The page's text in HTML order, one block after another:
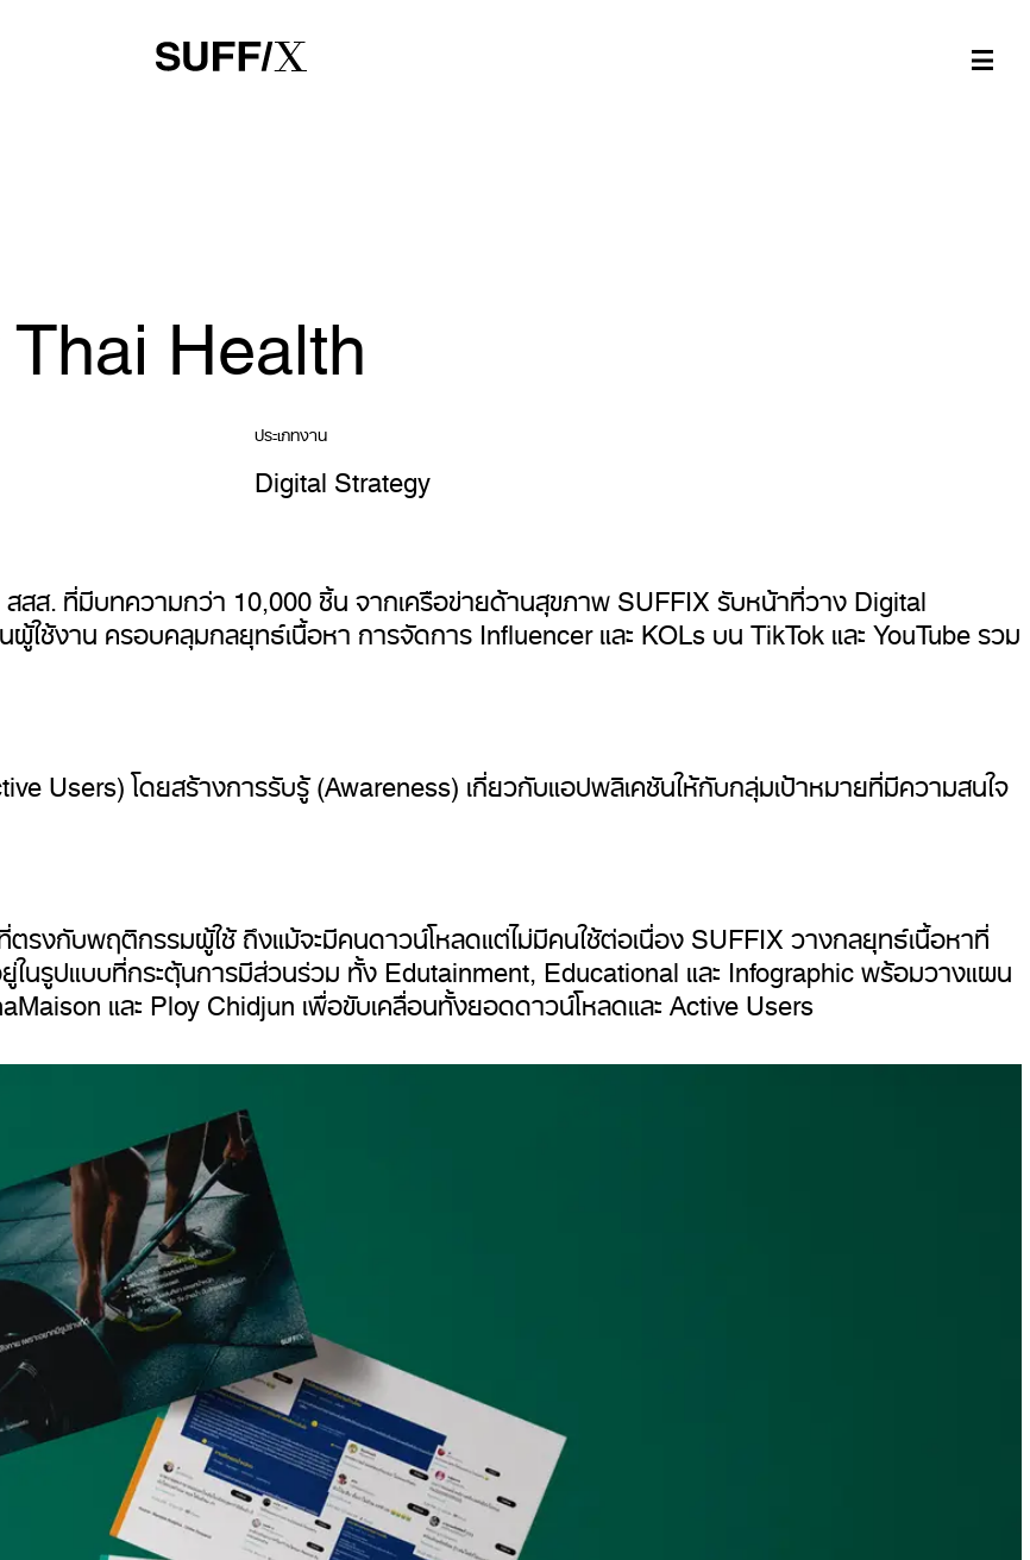
Health
ประเภทงาน
Digital Strategy
ส. ที่มีบทความกว่า 10,000 ชิ้น จากเครือข่ายด้านสุขภาพ SUFFIX รับหน้าที่วาง Digital
ใช้งาน ครอบคลุมกลยุทธ์เนื้อหา การจัดการ Influencer และ KOLs บน TikTok และ YouTube รวม
Users) โดยสร้างการรับรู้ (Awareness) เกี่ยวกับแอปพลิเคชันให้กับกลุ่มเป้าหมายที่มีความสนใจ
รงกับพฤติกรรมผู้ใช้ ถึงแม้จะมีคนดาวน์โหลดแต่ไม่มีคนใช้ต่อเนื่อง SUFFIX วางกลยุทธ์เนื้อหาที่
นรูปแบบที่กระตุ้นการมีส่วนร่วม ทั้ง Edutainment, Educational และ Infographic พร้อมวางแผน
และ Ploy Chidjun เพื่อขับเคลื่อนทั้งยอดดาวน์โหลดและ Active Users